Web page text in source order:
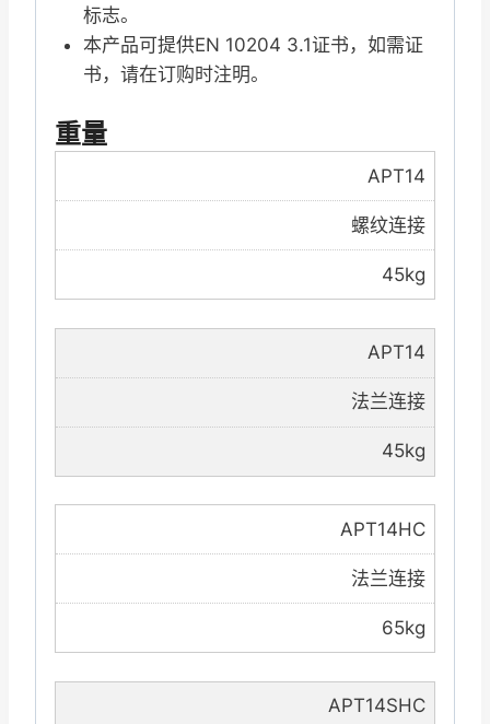
标志。
本产品可提供EN 10204 3.1证书，如需证
书，请在订购时注明。
重量
APT14
螺纹连接
45kg
APT14
法兰连接
45kg
APT14HC
法兰连接
65kg
APT14SHC